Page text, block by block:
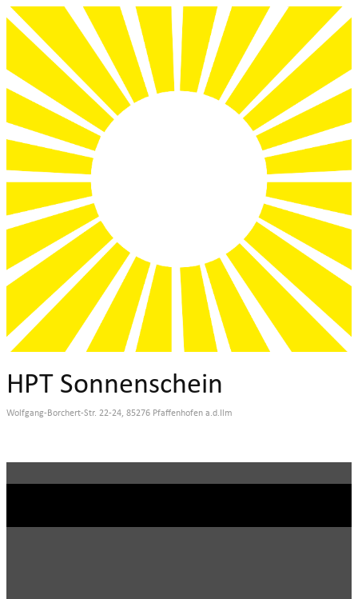
HPT Sonnenschein
Wolfgang-Borchert-Str. 22-24, 85276 Pfaffenhofen a.d.Ilm